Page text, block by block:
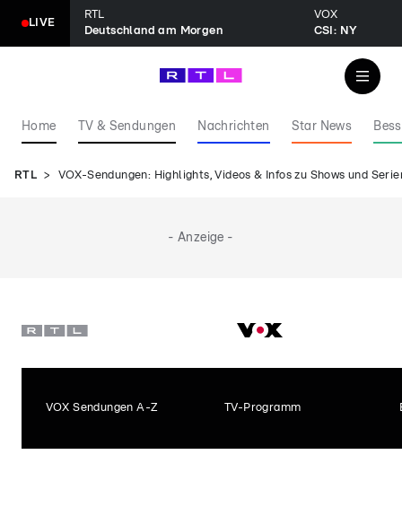
LIVE
RTL
Deutschland am Morgen
VOX
CSI: NY
Home TV & Sendungen Nachrichten Star News
RTL VOX-Sendungen: Highlights, Videos & Infos zu Shows und
- Anzeige -
VOX Sendungen A-Z TV-Programm